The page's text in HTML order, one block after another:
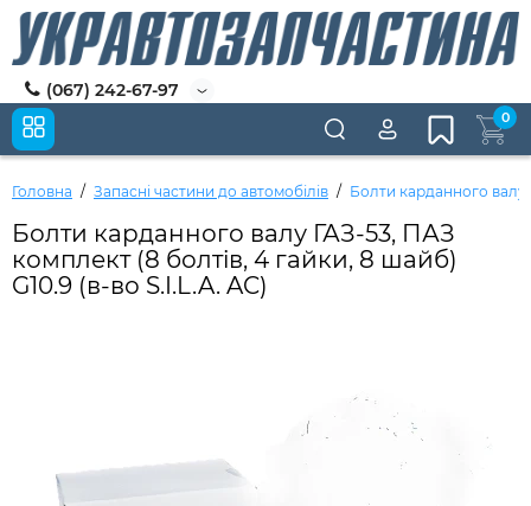
(067) 242-67-97
0
Головна Запасні частини до автомобілів Болти карданного валу
Болти карданного валу ГАЗ-53, ПАЗ
комплект (8 болтів, 4 гайки, 8 шайб)
G10.9 (в-во S.I.L.A. AC)